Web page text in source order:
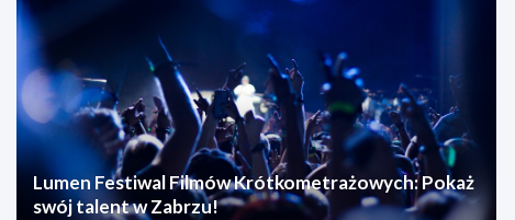
Lumen Festiwal Filmów Krótkometrażowych: Pokaż
swój talent w Zabrzu!